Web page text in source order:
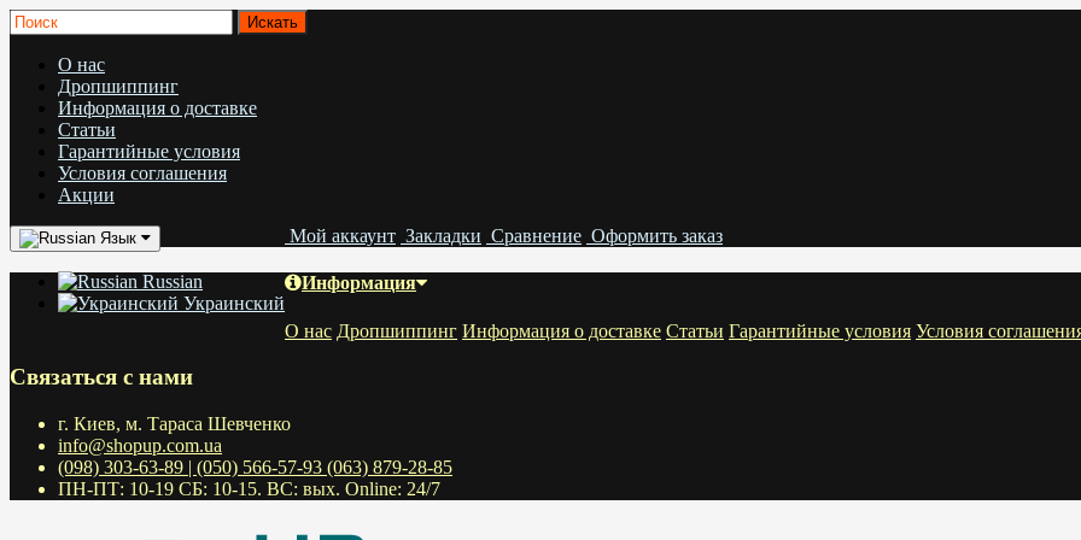
О нас
Дропшиппинг
Информация о доставке
Статьи
Гарантийные условия
Условия соглашения
Акции
Мой аккаунт Закладки Сравнение Оформить заказ
Язык
Russian
Украинский
Информация
О нас Дропшиппинг Информация о доставке Статьи Гарантийные условия Условия
Связаться с нами
г. Киев, м. Тараса Шевченко
info@shopup.com.ua
(098) 303-63-89 | (050) 566-57-93 (063) 879-28-85
ПН-ПТ: 10-19 СБ: 10-15. ВС: вых. Online: 24/7